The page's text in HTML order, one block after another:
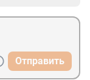
Отправить